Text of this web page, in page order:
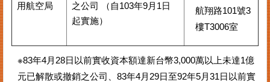
用航空局
之公司 （自103年9月1日
起實施）
航翔路101號3
樓T3006室
※83年4月28日以前實收資本額達新台幣3,000萬以上未達1億
元已解散或撤銷之公司、83年4月29日至92年5月31日以前實